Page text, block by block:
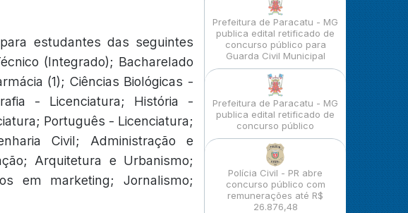
estudantes das seguintes
(Integrado); Bacharelado
(1); Ciências Biológicas -
- Licenciatura; História -
Português - Licenciatura;
Civil; Administração e
Arquitetura e Urbanismo;
em marketing; Jornalismo;
Prefeitura de Paracatu - MG
publica edital retificado de
concurso público para
Guarda Civil Municipal
Prefeitura de Paracatu - MG
publica edital retificado de
concurso público
Polícia Civil - PR abre
concurso público com
remunerações até R$
26.876,48